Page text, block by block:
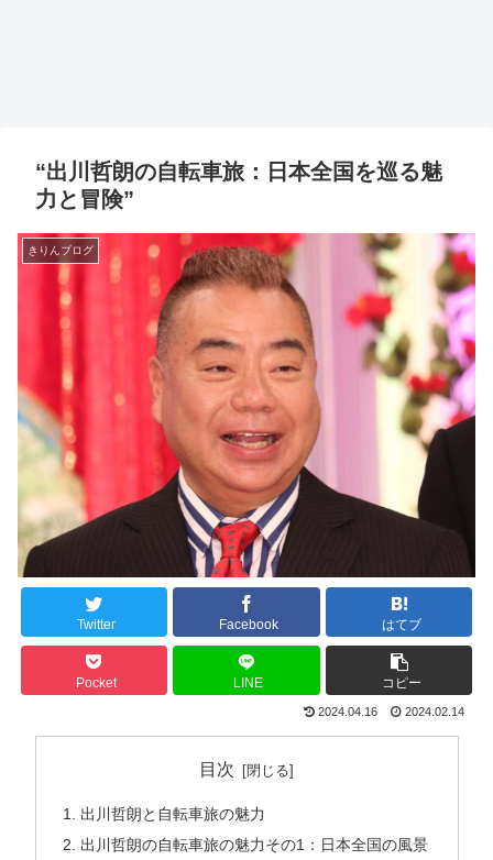
“出川哲朗の自転車旅：日本全国を巡る魅
力と冒険”
きりんブログ
Twitter Facebook はてブ
Pocket LINE コピー
2024.04.16 2024.02.14
目次
出川哲朗と自転車旅の魅力
出川哲朗の自転車旅の魅力その1：日本全国の風景